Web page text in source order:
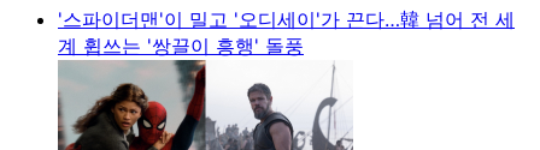
'스파이더맨'이 밀고 '오디세이'가 끈다…韓 넘어 전 세
계 휩쓰는 '쌍끌이 흥행' 돌풍